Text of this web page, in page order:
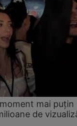
mai puțin
de